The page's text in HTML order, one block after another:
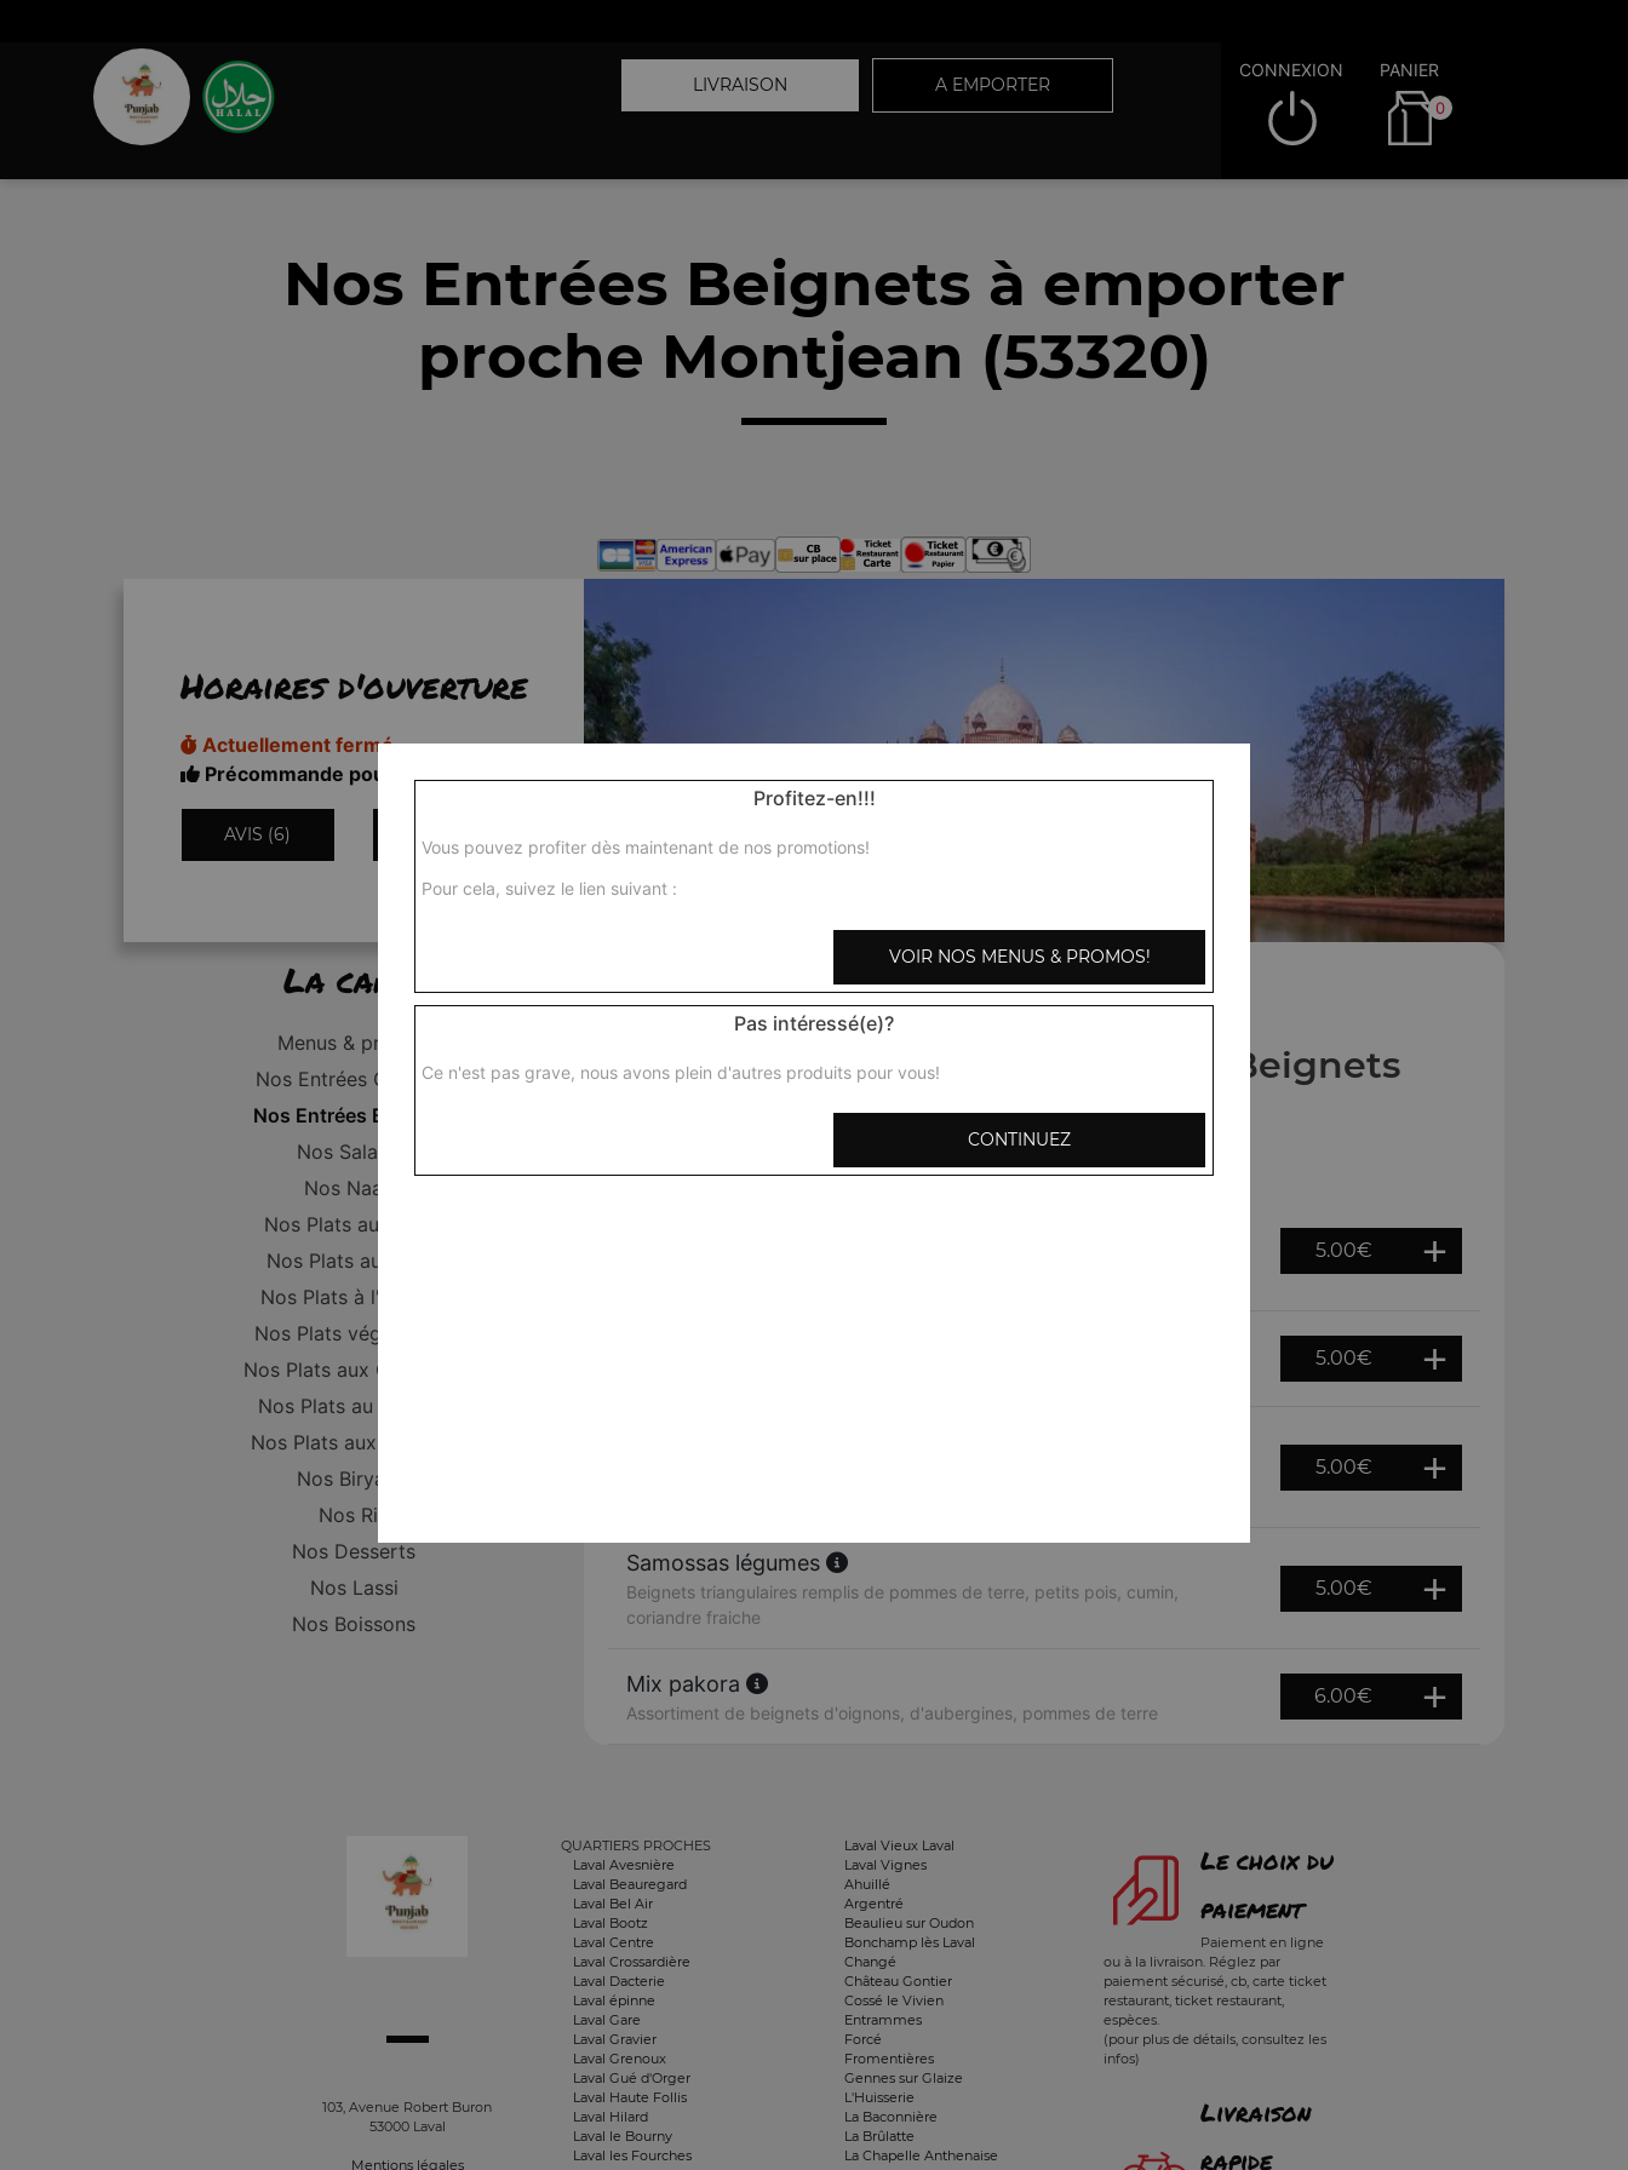
LIVRAISON A EMPORTER
CONNEXION PANIER
0
Nos Entrées Beignets à emporter
proche Montjean (53320)
Horaires d'ouverture
Actuellement fermé
Précommande pour 11h50
AVIS (6)
La carte
Menus & promos
Nos Entrées Grillades
Nos Entrées Beignets
Nos Salades
Nos Naans
Nos Plats au Poulet
Nos Plats au Boeuf
Nos Plats à l'Agneau
Nos Plats végétariens
Nos Plats aux Crevettes
Nos Plats au Poisson
Nos Plats aux Gambas
Nos Biryanis
Nos Riz
Nos Desserts
Nos Lassi
Nos Boissons
Nos Entrées Beignets
5.00€
5.00€
5.00€
Samossas légumes
Beignets triangulaires remplis de pommes de terre, petits pois, cumin,
coriandre fraiche
5.00€
Mix pakora
Assortiment de beignets d'oignons, d'aubergines, pommes de terre
6.00€
103, Avenue Robert Buron
53000 Laval
Mentions légales
QUARTIERS PROCHES
Laval Avesnière
Laval Beauregard
Laval Bel Air
Laval Bootz
Laval Centre
Laval Crossardière
Laval Dacterie
Laval épinne
Laval Gare
Laval Gravier
Laval Grenoux
Laval Gué d'Orger
Laval Haute Follis
Laval Hilard
Laval le Bourny
Laval les Fourches
Laval Vieux Laval
Laval Vignes
Ahuillé
Argentré
Beaulieu sur Oudon
Bonchamp lès Laval
Changé
Château Gontier
Cossé le Vivien
Entrammes
Forcé
Fromentières
Gennes sur Glaize
L'Huisserie
La Baconnière
La Brûlatte
La Chapelle Anthenaise
Le choix du
paiement
Paiement en ligne
ou à la livraison. Réglez par
paiement sécurisé, cb, carte ticket
restaurant, ticket restaurant,
espèces.
(pour plus de détails, consultez les
infos)
Livraison
rapide
Profitez-en!!!
Vous pouvez profiter dès maintenant de nos promotions!
Pour cela, suivez le lien suivant :
VOIR NOS MENUS & PROMOS!
Pas intéressé(e)?
Ce n'est pas grave, nous avons plein d'autres produits pour vous!
CONTINUEZ